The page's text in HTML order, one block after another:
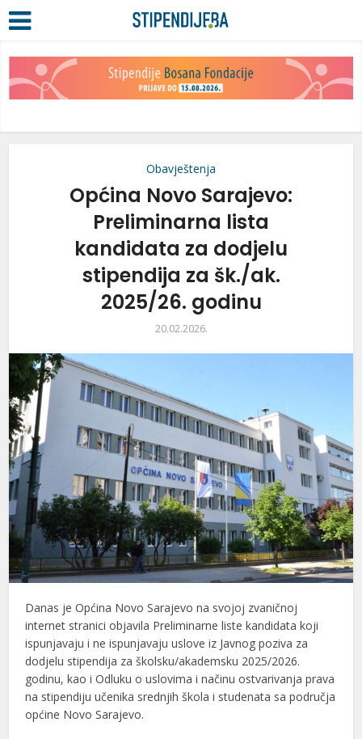
Obavještenja
Općina Novo Sarajevo:
Preliminarna lista
kandidata za dodjelu
stipendija za šk./ak.
2025/26. godinu
20.02.2026.
Danas je Općina Novo Sarajevo na svojoj zvaničnoj
internet stranici objavila Preliminarne liste kandidata koji
ispunjavaju i ne ispunjavaju uslove iz Javnog poziva za
dodjelu stipendija za školsku/akademsku 2025/2026.
godinu, kao i Odluku o uslovima i načinu ostvarivanja prava
na stipendiju učenika srednjih škola i studenata sa područja
općine Novo Sarajevo.